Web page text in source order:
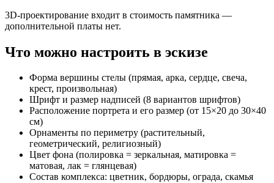
3D-проектирование входит в стоимость памятника —
дополнительной платы нет.
Что можно настроить в эскизе
Форма вершины стелы (прямая, арка, сердце, свеча,
крест, произвольная)
Шрифт и размер надписей (8 вариантов шрифтов)
Расположение портрета и его размер (от 15×20 до 30×40
см)
Орнаменты по периметру (растительный,
геометрический, религиозный)
Цвет фона (полировка = зеркальная, матировка =
матовая, лак = глянцевая)
Состав комплекса: цветник, бордюры, ограда, скамья